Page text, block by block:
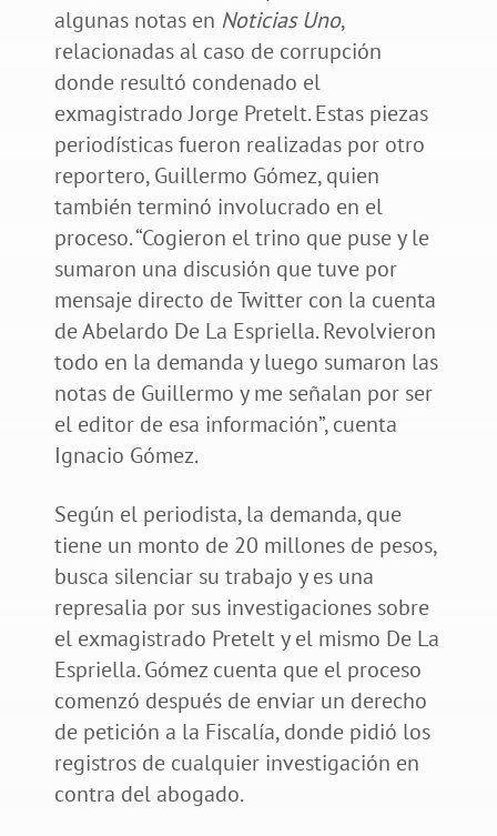
algunas notas en Noticias Uno,
relacionadas al caso de corrupción
donde resultó condenado el
exmagistrado Jorge Pretelt. Estas piezas
periodísticas fueron realizadas por otro
reportero, Guillermo Gómez, quien
también terminó involucrado en el
proceso. “Cogieron el trino que puse y le
sumaron una discusión que tuve por
mensaje directo de Twitter con la cuenta
de Abelardo De La Espriella. Revolvieron
todo en la demanda y luego sumaron las
notas de Guillermo y me señalan por ser
el editor de esa información”, cuenta
Ignacio Gómez.
Según el periodista, la demanda, que
tiene un monto de 20 millones de pesos,
busca silenciar su trabajo y es una
represalia por sus investigaciones sobre
el exmagistrado Pretelt y el mismo De La
Espriella. Gómez cuenta que el proceso
comenzó después de enviar un derecho
de petición a la Fiscalía, donde pidió los
registros de cualquier investigación en
contra del abogado.